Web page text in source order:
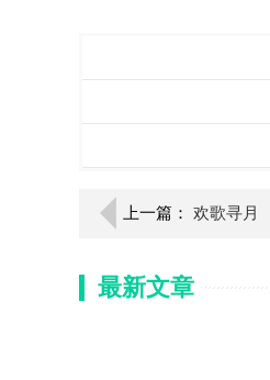
上一篇： 欢歌寻月
最新文章